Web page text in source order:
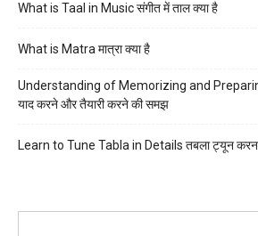
What is Taal in Music संगीत में ताल क्या है
What is Matra मात्रा क्या है
Understanding of Memorizing and
याद करने और तैयारी करने की समझ
Learn to Tune Tabla in Details तबला ट्यून